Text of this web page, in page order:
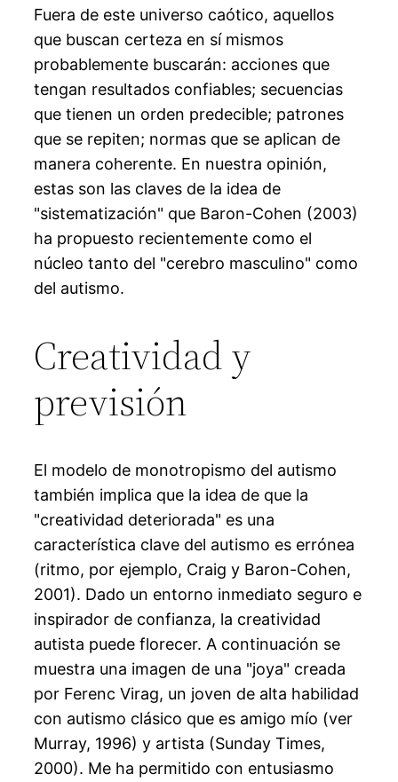
Fuera de este universo caótico, aquellos
que buscan certeza en sí mismos
probablemente buscarán: acciones que
tengan resultados confiables; secuencias
que tienen un orden predecible; patrones
que se repiten; normas que se aplican de
manera coherente. En nuestra opinión,
estas son las claves de la idea de
"sistematización" que Baron-Cohen (2003)
ha propuesto recientemente como el
núcleo tanto del "cerebro masculino" como
del autismo.
Creatividad y
previsión
El modelo de monotropismo del autismo
también implica que la idea de que la
"creatividad deteriorada" es una
característica clave del autismo es errónea
(ritmo, por ejemplo, Craig y Baron-Cohen,
2001). Dado un entorno inmediato seguro e
inspirador de confianza, la creatividad
autista puede florecer. A continuación se
muestra una imagen de una "joya" creada
por Ferenc Virag, un joven de alta habilidad
con autismo clásico que es amigo mío (ver
Murray, 1996) y artista (Sunday Times,
2000). Me ha permitido con entusiasmo